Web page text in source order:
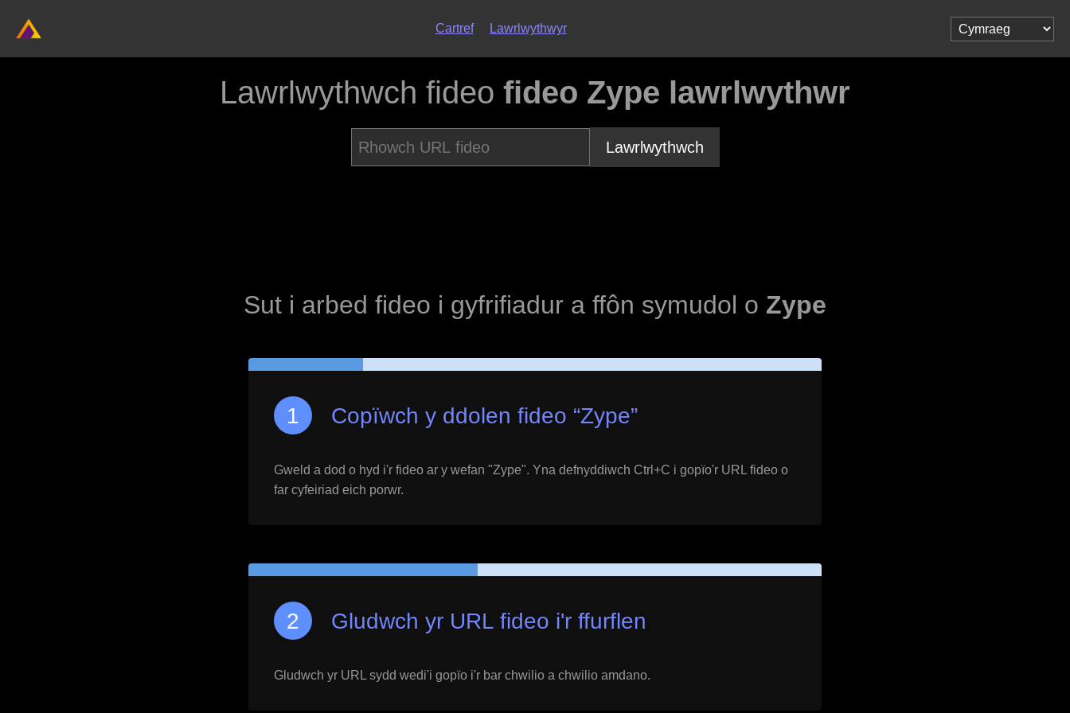
Cartref Lawrlwythwyr
Lawrlwythwch fideo fideo Zype lawrlwythwr
Lawrlwythwch
Sut i arbed fideo i gyfrifiadur a ffôn symudol o Zype
Copïwch y ddolen fideo “Zype”
Gweld a dod o hyd i'r fideo ar y wefan "Zype". Yna defnyddiwch Ctrl+C i gopïo'r URL fideo o
far cyfeiriad eich porwr.
Gludwch yr URL fideo i'r ffurflen
Gludwch yr URL sydd wedi'i gopïo i'r bar chwilio a chwilio amdano.